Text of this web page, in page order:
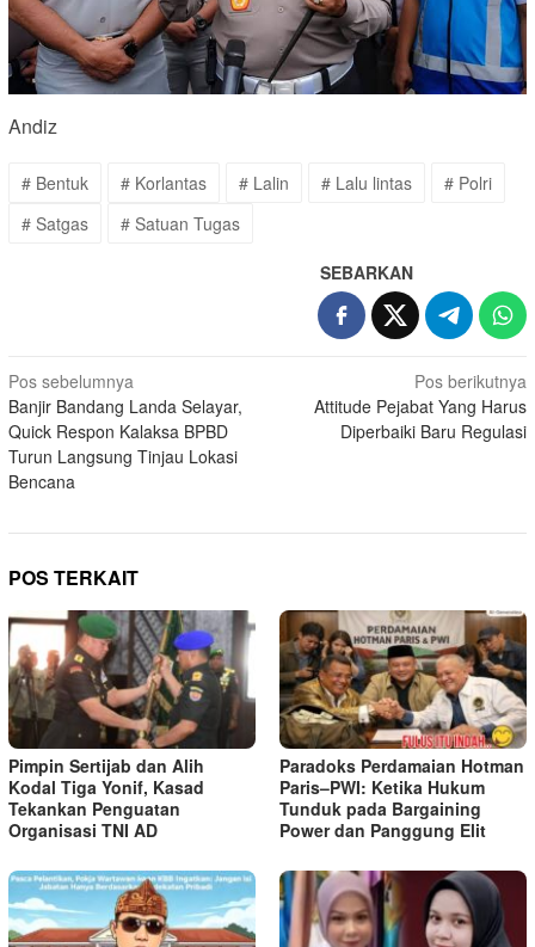
Andiz
# Bentuk # Korlantas # Lalin # Lalu lintas
# Polri
# Satgas
# Satuan Tugas
SEBARKAN
Navigasi
pos
Pos sebelumnya
Banjir Bandang Landa Selayar,
Quick Respon Kalaksa BPBD
Turun Langsung Tinjau Lokasi
Bencana
Pos berikutnya
Attitude Pejabat Yang Harus
Diperbaiki Baru Regulasi
POS TERKAIT
Pimpin Sertijab dan Alih
Kodal Tiga Yonif, Kasad
Tekankan Penguatan
Organisasi TNI AD
Paradoks Perdamaian Hotman
Paris–PWI: Ketika Hukum
Tunduk pada Bargaining
Power dan Panggung Elit